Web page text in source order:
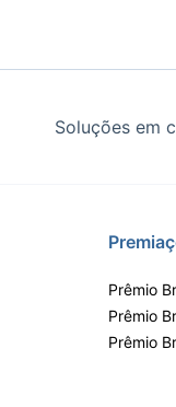
Soluções em
Prêmio
Prêmio
Prêmio